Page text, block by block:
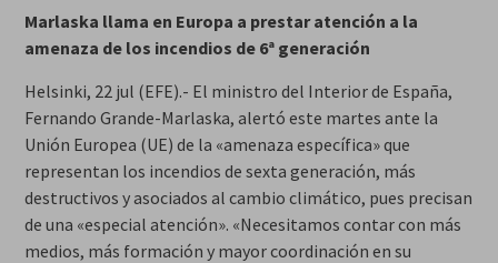
Marlaska llama en Europa a prestar atención a la
amenaza de los incendios de 6ª generación
Helsinki, 22 jul (EFE).- El ministro del Interior de España,
Fernando Grande-Marlaska, alertó este martes ante la
Unión Europea (UE) de la «amenaza específica» que
representan los incendios de sexta generación, más
destructivos y asociados al cambio climático, pues precisan
de una «especial atención». «Necesitamos contar con más
medios, más formación y mayor coordinación en su